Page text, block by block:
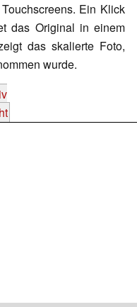
Ein Klick
das Original in einem
das skalierte Foto,
wurde.